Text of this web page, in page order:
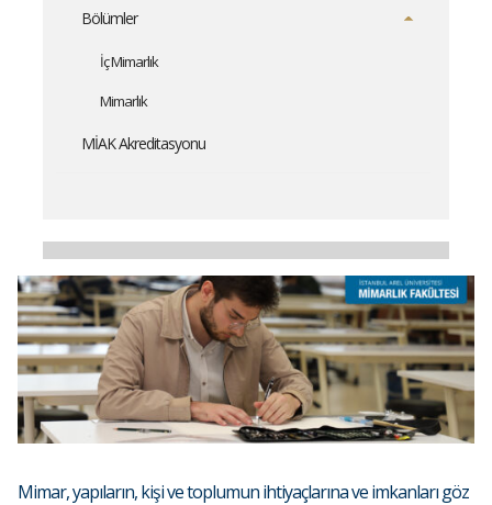
Bölümler
İç Mimarlık
Mimarlık
MİAK Akreditasyonu
Mimar, yapıların, kişi ve toplumun ihtiyaçlarına ve imkanları göz